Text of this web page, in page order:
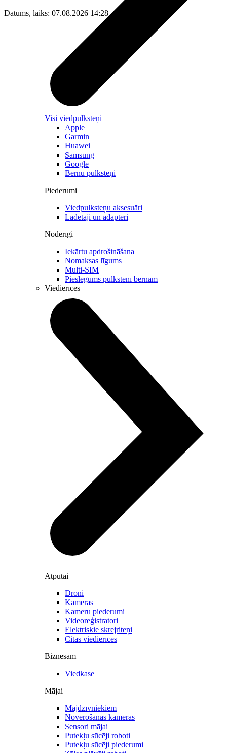
Visi viedpulksteņi
Apple
Garmin
Huawei
Samsung
Google
Bērnu pulksteņi
Piederumi
Viedpulksteņu aksesuāri
Lādētāji un adapteri
Noderīgi
Iekārtu apdrošināšana
Nomaksas līgums
Multi-SIM
Pieslēgums pulkstenī bērnam
Viedierīces
Atpūtai
Droni
Kameras
Kameru piederumi
Videoreģistratori
Elektriskie skrejriteņi
Citas viedierīces
Biznesam
Viedkase
Mājai
Mājdzīvniekiem
Novērošanas kameras
Sensori mājai
Putekļu sūcēji roboti
Putekļu sūcēji piederumi
Datums, laiks: 07.08.2026 14:28